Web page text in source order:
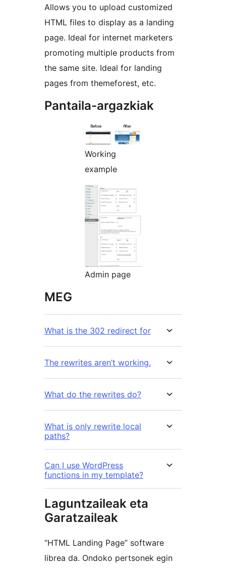
Allows you to upload customized
HTML files to display as a landing
page. Ideal for internet marketers
promoting multiple products from
the same site. Ideal for landing
pages from themeforest, etc.
Pantaila-argazkiak
Working
example
Admin page
MEG
What is the 302 redirect for
The rewrites aren’t working.
What do the rewrites do?
What is only rewrite local
paths?
Can I use WordPress
functions in my template?
Laguntzaileak eta
Garatzaileak
“HTML Landing Page” software
librea da. Ondoko pertsonek egin